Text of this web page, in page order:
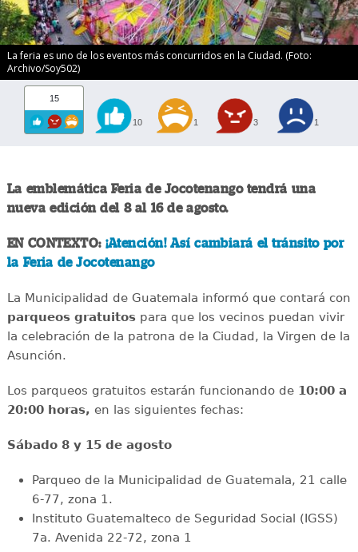
La feria es uno de los eventos más concurridos en la Ciudad. (Foto:
Archivo/Soy502)
15
10 1 3 1
La emblemática Feria de Jocotenango tendrá una
nueva edición del 8 al 16 de agosto.
EN CONTEXTO:¡Atención! Así cambiará el tránsito por
la Feria de Jocotenango
La Municipalidad de Guatemala informó que contará con
parqueos gratuitospara que los vecinos puedan vivir
la celebración de la patrona de la Ciudad, la Virgen de la
Asunción.
Los parqueos gratuitos estarán funcionando de 10:00 a
20:00 horas, en las siguientes fechas:
Sábado 8 y 15 de agosto
Parqueo de la Municipalidad de Guatemala, 21 calle
6-77, zona 1.
Instituto Guatemalteco de Seguridad Social (IGSS)
7a. Avenida 22-72, zona 1